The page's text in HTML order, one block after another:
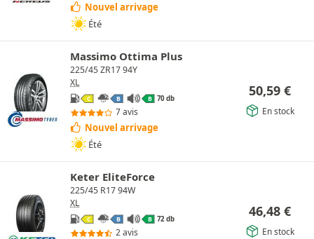
Nouvel arrivage
Été
Massimo Ottima Plus
225/45 ZR17 94Y
XL
C B B 70 db
7 avis
Nouvel arrivage
Été
50,59 €
En stock
Keter EliteForce
225/45 R17 94W
XL
C B B 72 db
2 avis
46,48 €
En stock